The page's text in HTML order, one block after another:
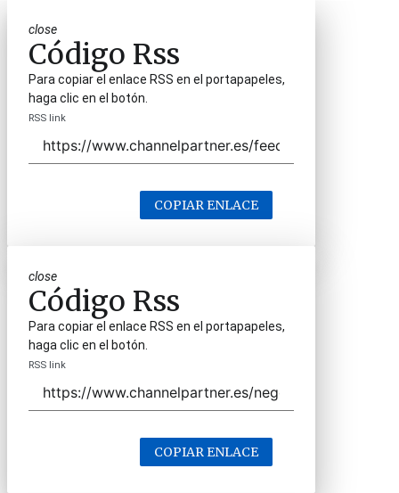
close
Código Rss
Para copiar el enlace RSS en el portapapeles,
haga clic en el botón.
RSS link
COPIAR ENLACE
close
Código Rss
Para copiar el enlace RSS en el portapapeles,
haga clic en el botón.
RSS link
COPIAR ENLACE